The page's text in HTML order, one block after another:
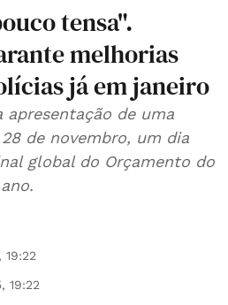
tensa".
melhorias
já em janeiro
apresentação de uma
de novembro, um dia
global do Orçamento do
19:22